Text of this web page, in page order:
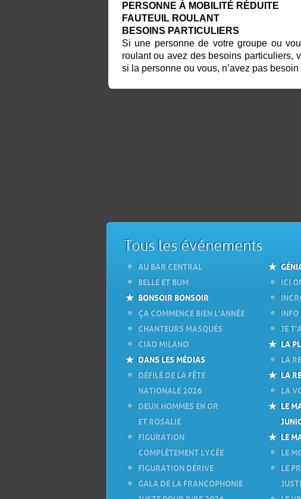
PERSONNE À MOBILITÉ RÉDUITE
FAUTEUIL ROULANT
BESOINS PARTICULIERS
Si une personne de votre groupe ou
roulant ou avez des besoins particuliers,
si la personne ou vous, n’avez pas besoin
Tous les événements
AU BAR CENTRAL
BELLE ET BUM
BONSOIR BONSOIR
ÇA COMMENCE BIEN L'ANNÉE
CHANTEURS MASQUÉS
CIAO MILANO
DANS LES MÉDIAS
DÉFILÉ DE LA FÊTE
NATIONALE 2026
DEUX HOMMES EN OR
ET ROSALIE
FIGURATION
COMPLÈTEMENT LYCÉE
FIGURATION DÉRIVE
GALA DE LA FRANCOPHONIE
ICI
INFO
JE
LA
LA
LA
LA
LE
LE
LE
LE